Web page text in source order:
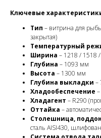
Ключевые
Тип – витрина для
закрытая)
Температурный
Ширина – 1218 / 1518
Глубина – 1093 мм
Высота – 1300 мм
Глубина выкладки –
Хладообеспечение
Хладагент – R290
Оттайка –
Столешница,
сталь AISI430,